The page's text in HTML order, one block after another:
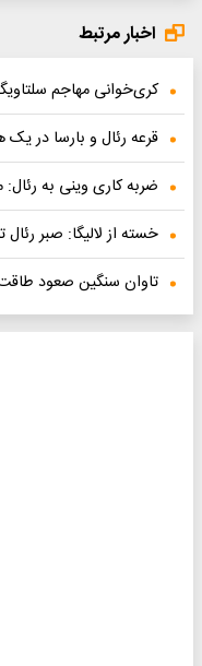
اخبار مرتبط
کری‌خوانی مهاجم
قرعه رئال و بارسا در یک
ضربه کاری وینی به رئال:
خسته از لالیگا: صبر
تاوان سنگین صعود